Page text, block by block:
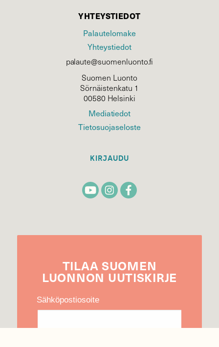
YHTEYSTIEDOT
Palautelomake
Yhteystiedot
palaute@suomenluonto.fi
Suomen Luonto
Sörnäistenkatu 1
00580 Helsinki
Mediatiedot
Tietosuojaseloste
KIRJAUDU
TILAA SUOMEN
LUONNON UUTIS­KIRJE
Sähköpostiosoite